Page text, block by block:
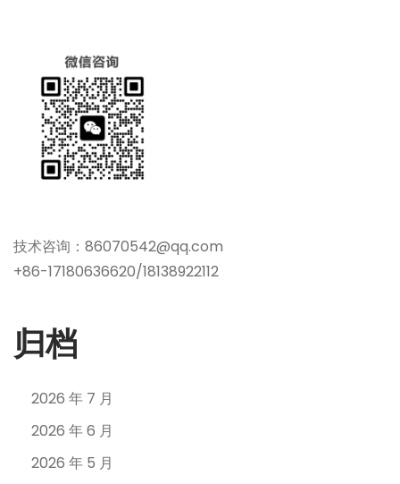
技术咨询：86070542@qq.com
+86-17180636620/18138922112
归档
2026 年 7 月
2026 年 6 月
2026 年 5 月